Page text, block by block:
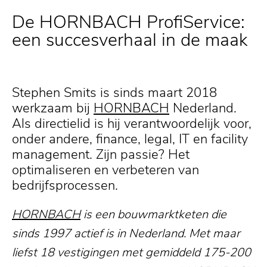
De HORNBACH ProfiService:
een succesverhaal in de maak
Stephen Smits is sinds maart 2018
werkzaam bij HORNBACH Nederland.
Als directielid is hij verantwoordelijk voor,
onder andere, finance, legal, IT en facility
management. Zijn passie? Het
optimaliseren en verbeteren van
bedrijfsprocessen.
HORNBACHis een bouwmarktketen die
sinds 1997 actief is in Nederland. Met maar
liefst 18 vestigingen met gemiddeld 175-200